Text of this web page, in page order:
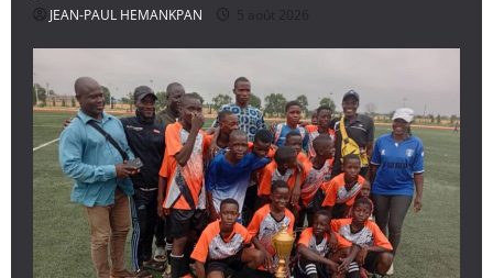
JEAN-PAUL HEMANKPAN 5 août 2026